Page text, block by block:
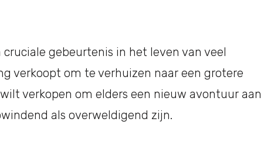
gebeurtenis in het leven van veel
verkoopt om te verhuizen naar een grotere
verkopen om elders een nieuw avontuur aan
als overweldigend zijn.